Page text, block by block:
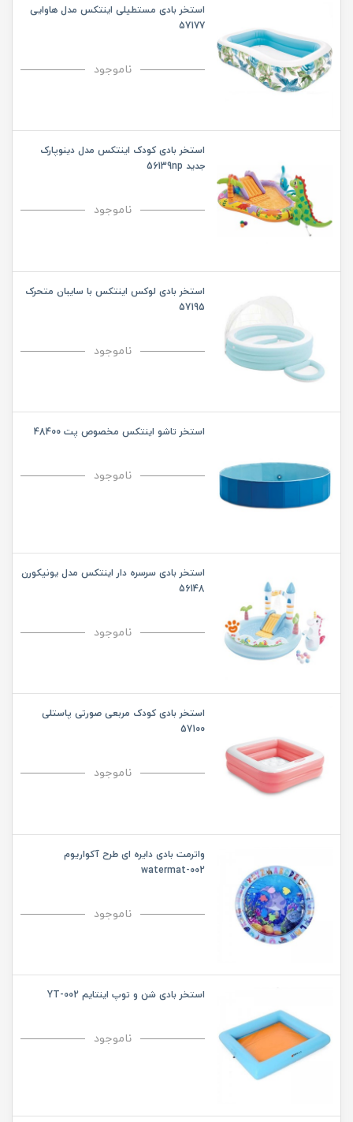
استخر بادی مستطیلی اینتکس مدل هاوایی
57177
ناموجود
استخر بادی کودک اینتکس مدل دینوپارک
جدید 56139np
ناموجود
استخر بادی لوکس اینتکس با سایبان متحرک
57195
ناموجود
استخر تاشو اینتکس مخصوص پت 48400
ناموجود
استخر بادی سرسره دار اینتکس مدل یونیکورن
56148
ناموجود
استخر بادی کودک مربعی صورتی پاستلی
57100
ناموجود
واترمت بادی دایره ای طرح آکواریوم
watermat-002
ناموجود
استخر بادی شن و توپ اینتایم YT-002
ناموجود